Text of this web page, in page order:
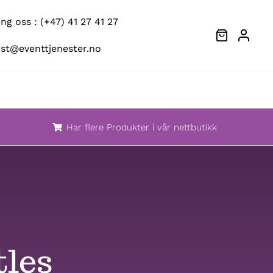
oss : (+47) 41 27 41 27
Har flere Produkter i vår nettbutikk